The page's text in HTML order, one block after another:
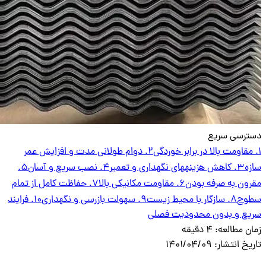
دسترسی سریع
1. مقاومت بالا در برابر خوردگی
2. دوام طولانی مدت و افزایش عمر
سازه3. کاهش هزینههای نگهداری و تعمیر 4. نصب سریع و آسان
5.
مقرون به صرفه بودن6. مقاومت مکانیکی بالا
7. حفاظت کامل از تمام
سطوح8. سازگار با محیط زیست 9. سهولت بازرسی و نگهداری
10. فرایند
سریع و بدون محدودیت فصلی
زمان مطالعه:
تاریخ انتشار: